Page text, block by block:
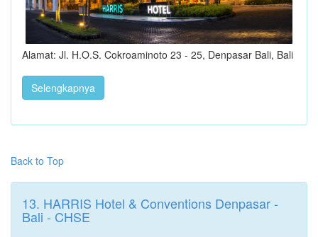
Alamat: Jl. H.O.S. Cokroaminoto 23 - 25, Denpasar Bali, Bali
Selengkapnya
Back to Top
13. HARRIS Hotel & Conventions Denpasar -
Bali - CHSE